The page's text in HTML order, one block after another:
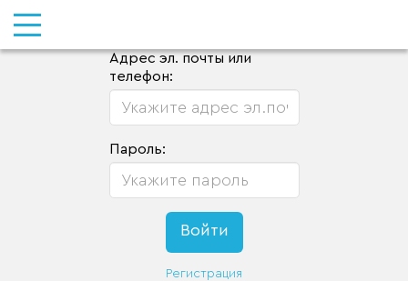
Адрес эл. почты или
телефон:
Пароль:
Регистрация